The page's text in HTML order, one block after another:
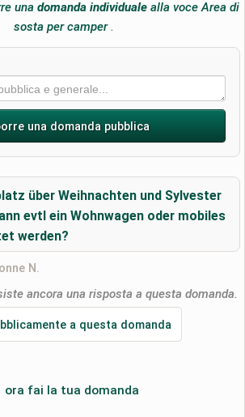
unadomanda individuale alla voce Area di
sosta per camper.
una domanda pubblica
verrà pubblicato)
accetto itermini e le condizioni
über Weihnachten und Sylvester
evtl ein Wohnwagen oder mobiles
werden?
N.
ancora una risposta a questa domanda.
a questa domanda
ora fai la tua domanda